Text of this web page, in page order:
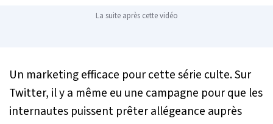
La suite après cette vidéo
Un marketing efficace pour cette série culte. Sur
Twitter, il y a même eu une campagne pour que les
internautes puissent prêter allégeance auprès